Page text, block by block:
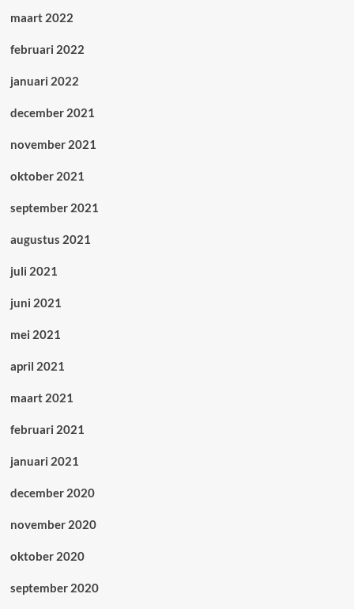
maart 2022
februari 2022
januari 2022
december 2021
november 2021
oktober 2021
september 2021
augustus 2021
juli 2021
juni 2021
mei 2021
april 2021
maart 2021
februari 2021
januari 2021
december 2020
november 2020
oktober 2020
september 2020